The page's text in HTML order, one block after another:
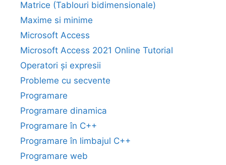
Matrice (Tablouri bidimensionale)
Maxime si minime
Microsoft Access
Microsoft Access 2021 Online Tutorial
Operatori și expresii
Probleme cu secvente
Programare
Programare dinamica
Programare în C++
Programare în limbajul C++
Programare web